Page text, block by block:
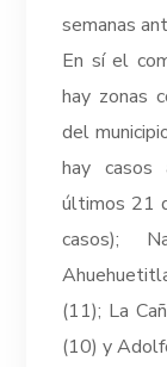
semanas
En sí el
hay zonas
del
hay casos
últimos 21
casos);
(11); La
(10) y